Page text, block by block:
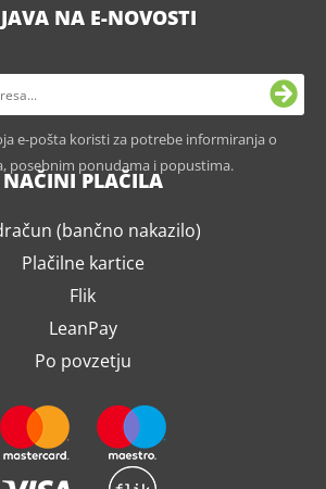
NA E-NOVOSTI
e-pošta koristi za potrebe informiranja o
posebnim ponudama i popustima.
NAČINI PLAČILA
(bančno nakazilo)
Plačilne kartice
Flik
LeanPay
Po povzetju